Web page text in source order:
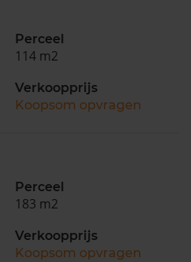
Perceel
114 m2
Verkoopprijs
Koopsom opvragen
Perceel
183 m2
Verkoopprijs
Koopsom opvragen